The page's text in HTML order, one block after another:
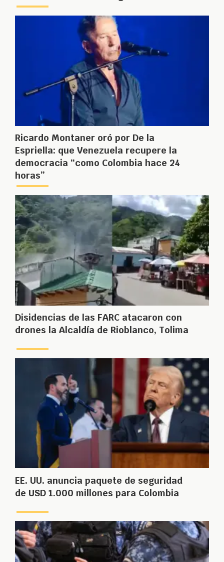
Ricardo Montaner oró por De la
Espriella: que Venezuela recupere la
democracia “como Colombia hace 24
horas”
Disidencias de las FARC atacaron con
drones la Alcaldía de Rioblanco, Tolima
EE. UU. anuncia paquete de seguridad
de USD 1.000 millones para Colombia